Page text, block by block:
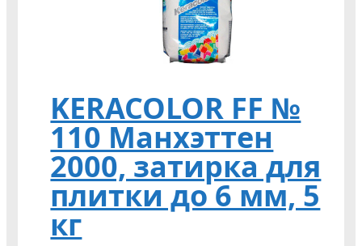
KERACOLOR FF №
110 Манхэттен
2000, затирка для
плитки до 6 мм, 5
кг